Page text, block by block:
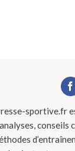
sportive.fr
analyses, conseils